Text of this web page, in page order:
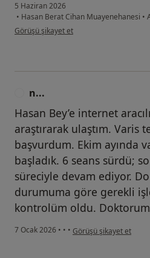
5 Haziran 2026
• Hasan Berat Cihan Muayenehanesi •
kullanıcının görüşüne göre i̇...ı
Görüşü şikayet et
n...
Hasan Bey’e internet
araştırarak ulaştım. Varis
başvurdum. Ekim ayında
başladık. 6 seans sürdü;
süreciyle devam ediyor.
durumuma göre gerekli
kontrolüm oldu.
7 Ocak 2026 • • • kullanıcının görüşüne
Görüşü şikayet et